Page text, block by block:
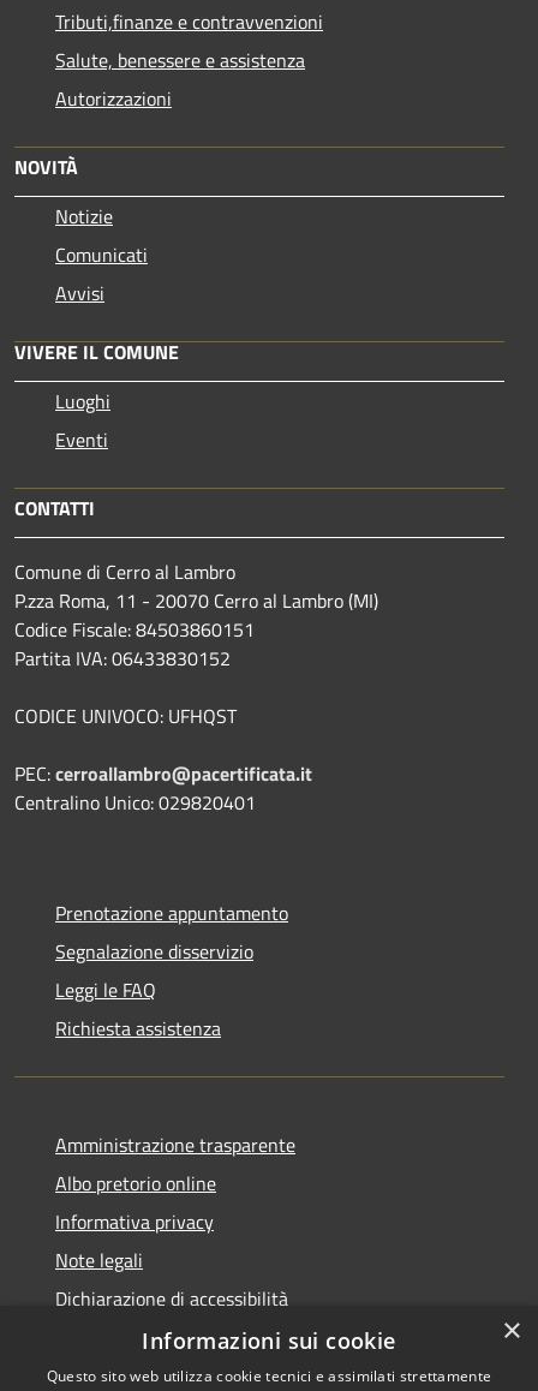
Tributi,finanze e contravvenzioni
Salute, benessere e assistenza
Autorizzazioni
NOVITÀ
Notizie
Comunicati
Avvisi
VIVERE IL COMUNE
Luoghi
Eventi
CONTATTI
Comune di Cerro al Lambro
P.zza Roma, 11 - 20070 Cerro al Lambro (MI)
Codice Fiscale: 84503860151
Partita IVA: 06433830152
CODICE UNIVOCO: UFHQST
PEC:cerroallambro@pacertificata.it
Centralino Unico: 029820401
Prenotazione appuntamento
Segnalazione disservizio
Leggi le FAQ
Richiesta assistenza
Amministrazione trasparente
Albo pretorio online
Informativa privacy
Note legali
Dichiarazione di accessibilità
×
Informazioni sui cookie
Questo sito web utilizza cookie tecnici e assimilati strettamente